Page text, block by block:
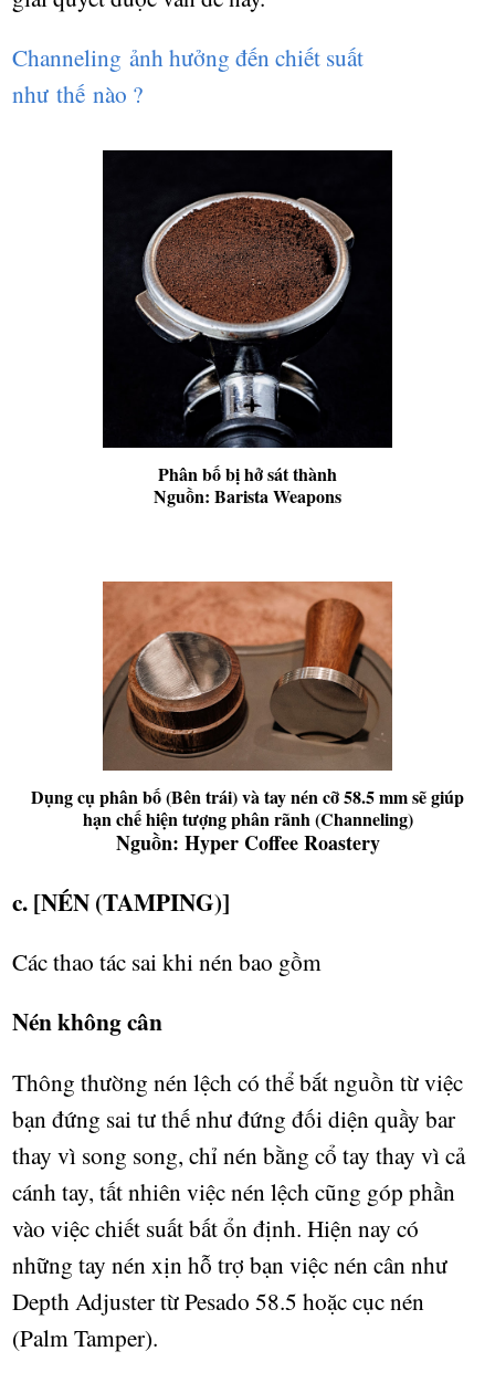
Channeling ảnh hưởng đến chiết suất
như thế nào ?
Phân bố bị hở sát thành
Nguồn: Barista Weapons
Dụng cụ phân bố (Bên trái) và tay nén cỡ 58.5 mm sẽ giúp
hạn chế hiện tượng phân rãnh (Channeling)
Nguồn: Hyper Coffee Roastery
c. [NÉN (TAMPING)]
Các thao tác sai khi nén bao gồm
Nén không cân
Thông thường nén lệch có thểbắt nguồn từviệc
bạn đứng sai tưthếnhưđứng đối diện quầy bar
thay vì song song, chỉ nén bằng cổ tay thay vì cả
cánh tay, tất nhiên việc nén lệch cũng góp phần
vào việc chiết suất bấtổn định. Hiện nay có
những tay nén xịn hỗ trợ bạn việc nén cân như
Depth Adjuster từPesado 58.5 hoặc cục nén
(Palm Tamper).